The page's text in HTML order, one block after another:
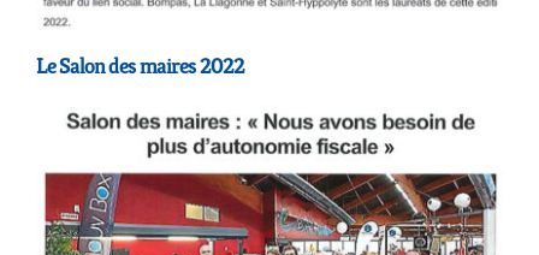
Le Salon des maires 2022